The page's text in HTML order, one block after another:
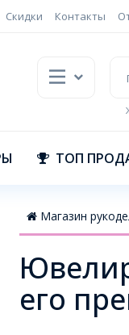
Скидки Контакты
ТОП
Магазин
его